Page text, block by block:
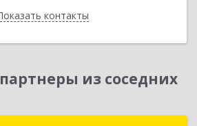
контакты
Назад
из соседних